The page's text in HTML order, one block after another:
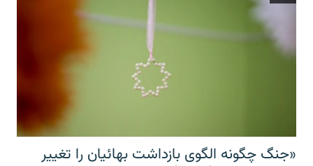
«جنگ چگونه الگوی بازداشت بهائیان را تغییر